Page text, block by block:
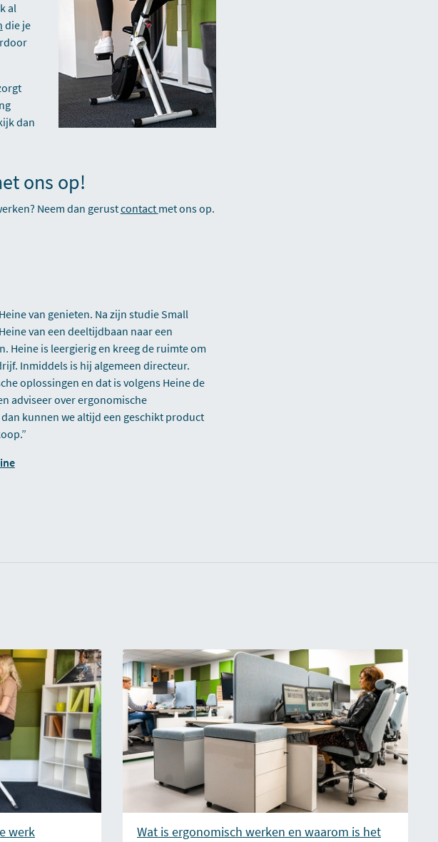
al
die je
dan
ons op!
Neem dan gerustcontact met ons op.
van genieten. Na zijn studie Small
van een deeltijdbaan naar een
Heine is leergierig en kreeg de ruimte om
Inmiddels is hij algemeen directeur.
oplossingen en dat is volgens Heine de
adviseer over ergonomische
kunnen we altijd een geschikt product
werk
Wat is ergonomisch werken en waarom is het